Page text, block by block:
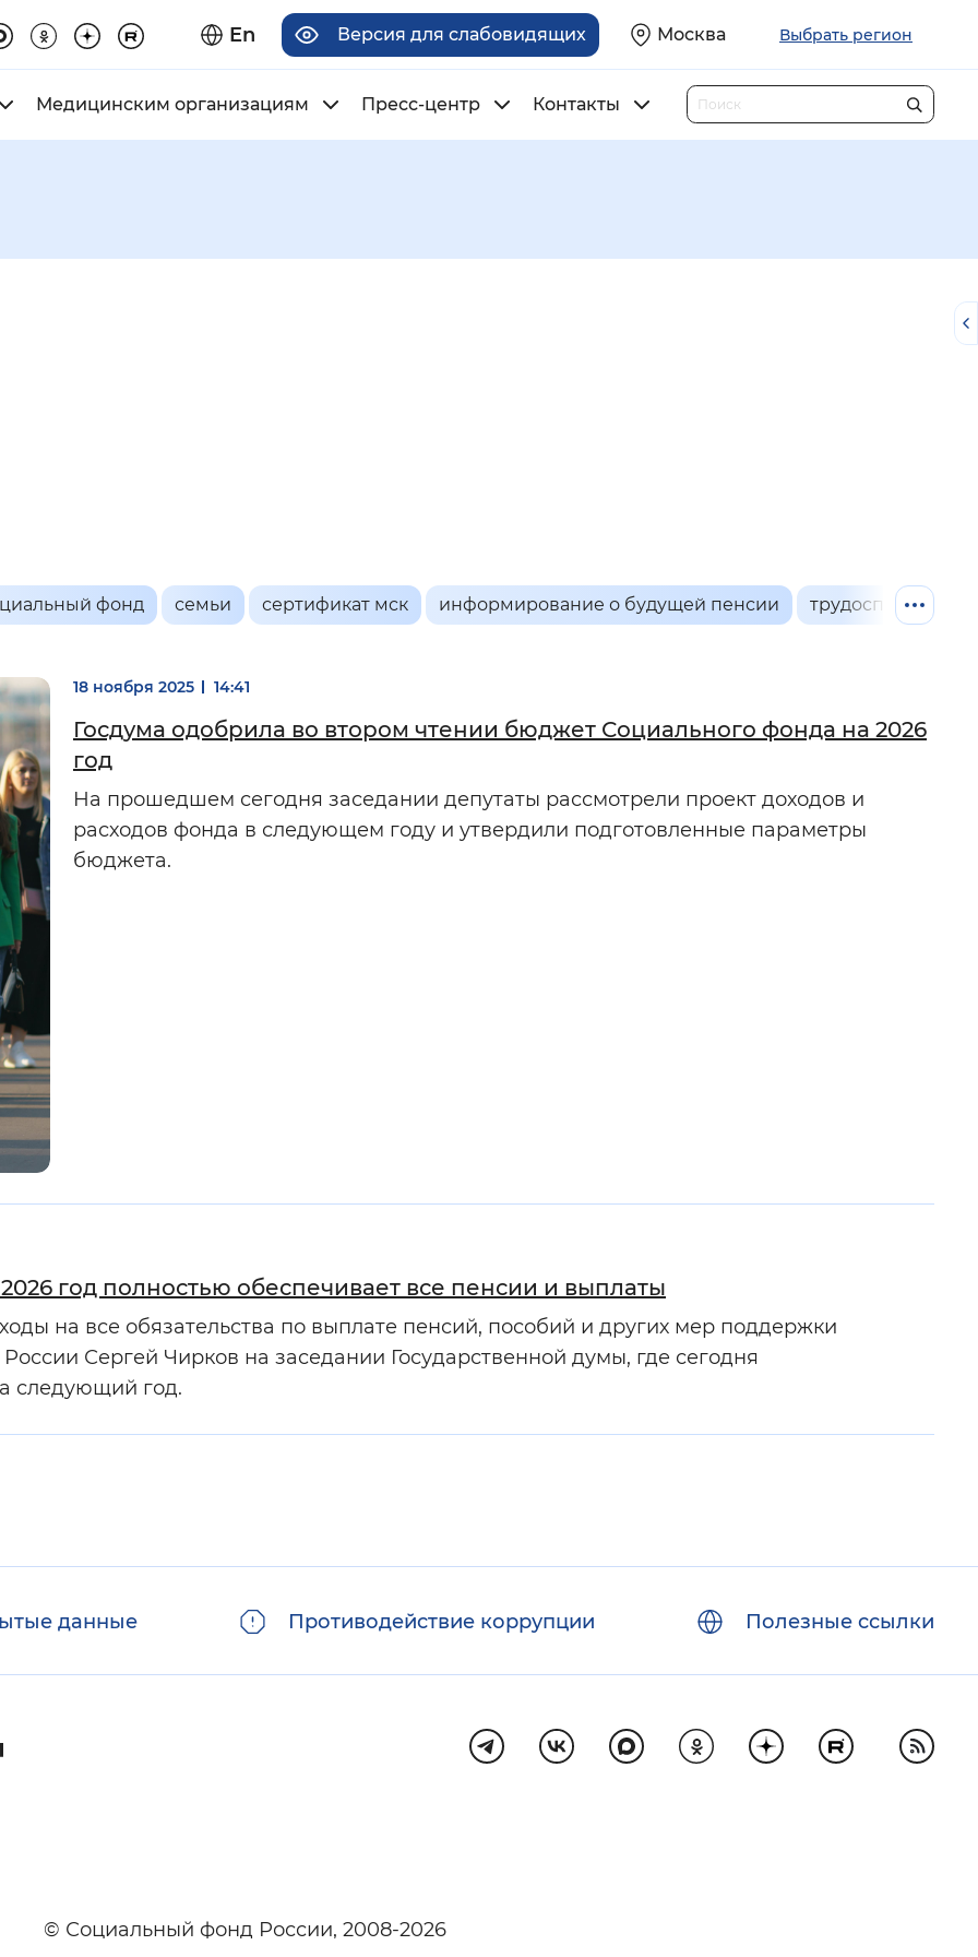
En Версия для слабовидящих Москва Выбрать регион
Медицинским организациям Пресс-центр Контакты
отображения
Инверсивный монохромный Синий фон
Выключены
фонд семьи сертификат мск информирование о будущей пенсии трудоспособное
.
18 ноября 2025 14:41
Госдума одобрила во втором чтении бюджет Социального фонда на 2026
год
На прошедшем сегодня заседании депутаты рассмотрели проект доходов и
расходов фонда в следующем году и утвердили подготовленные параметры
бюджета.
год полностью обеспечивает все пенсии и выплаты
на все обязательства по выплате пенсий, пособий и других мер поддержки
Сергей Чирков на заседании Государственной думы, где сегодня
следующий год.
данные Противодействие коррупции Полезные ссылки
© Социальный фонд России, 2008-2026